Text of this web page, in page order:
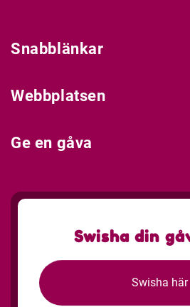
Snabblänkar
Webbplatsen
Ge en gåva
Swisha din
Swisha här